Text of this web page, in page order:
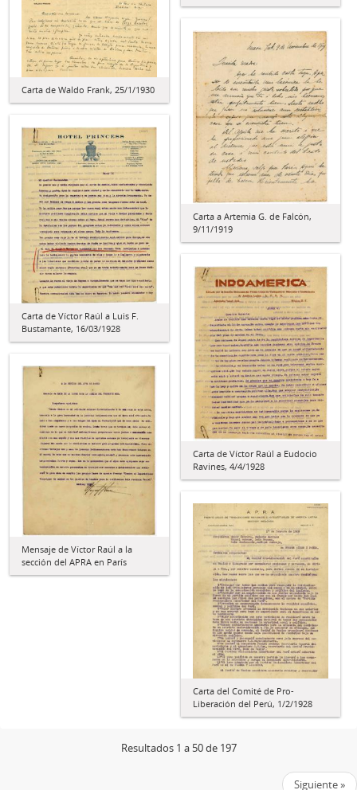
Carta de Waldo Frank, 25/1/1930
Carta a Artemia G. de Falcón,
9/11/1919
Carta de Víctor Raúl a Luis F.
Bustamante, 16/03/1928
Carta de Víctor Raúl a Eudocio
Ravines, 4/4/1928
Mensaje de Víctor Raúl a la
sección del APRA en París
Carta del Comité de Pro-
Liberación del Perú, 1/2/1928
Resultados 1 a 50 de 197
Siguiente »